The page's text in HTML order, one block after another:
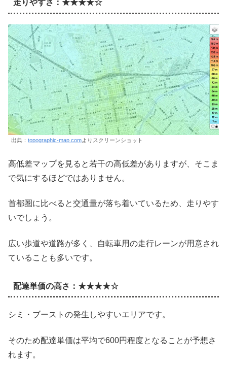
走りやすさ：★★★★☆
出典： topographic-map.comよりスクリーンショット
高低差マップを見ると若干の高低差がありますが、そこま
で気にするほどではありません。
首都圏に比べると交通量が落ち着いているため、走りやす
いでしょう。
広い歩道や道路が多く、自転車用の走行レーンが用意され
ていることも多いです。
配達単価の高さ：★★★★☆
シミ・ブーストの発生しやすいエリアです。
そのため配達単価は平均で600円程度となることが予想さ
れます。